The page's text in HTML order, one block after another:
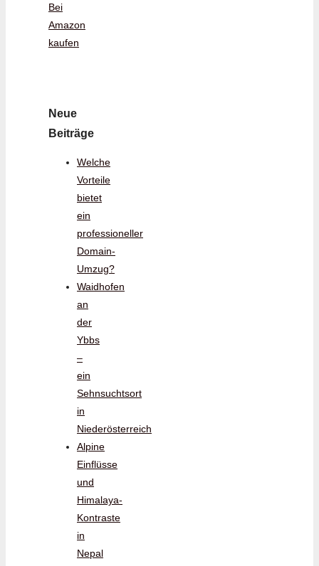
Bei
Amazon
kaufen
Neue
Beiträge
Welche
Vorteile
bietet
ein
professioneller
Domain-
Umzug?
Waidhofen
an
der
Ybbs
–
ein
Sehnsuchtsort
in
Niederösterreich
Alpine
Einflüsse
und
Himalaya-
Kontraste
in
Nepal